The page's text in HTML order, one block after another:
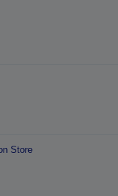
Store